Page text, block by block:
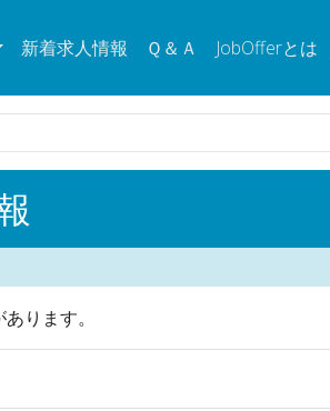
新着求人情報 Ｑ＆Ａ JobOfferとは
ります。